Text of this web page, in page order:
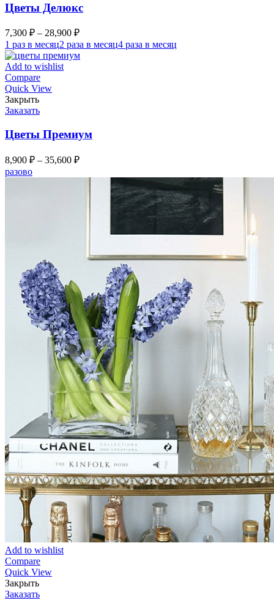
Цветы Делюкс
7,300 ₽ – 28,900 ₽
1 раз в месяц2 раза в месяц4 раза в месяц
Add to wishlist
Compare
Quick View
Закрыть
Заказать
Цветы Премиум
8,900 ₽ – 35,600 ₽
разово
Add to wishlist
Compare
Quick View
Закрыть
Заказать